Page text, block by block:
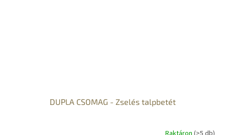
DUPLA CSOMAG - Zselés talpbetét